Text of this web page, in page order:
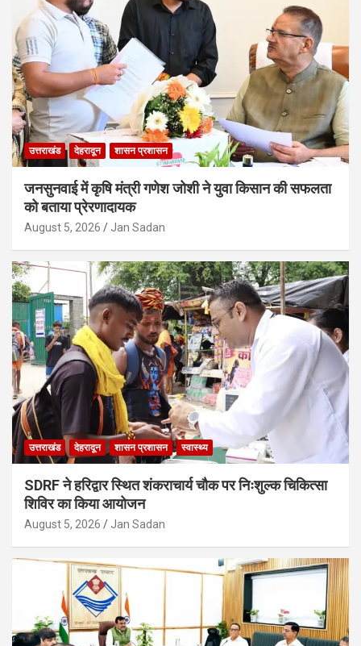
उत्तराखंड देहरादून शासन प्रशासन
जनसुनवाई में कृषि मंत्री गणेश जोशी ने युवा किसान की सफलता
को बताया प्रेरणादायक
August 5, 2026 Jan Sadan
उत्तराखंड देहरादून शासन प्रशासन स्वास्थ्य
SDRF ने हरिद्वार स्थित शंकराचार्य चौक पर निःशुल्क चिकित्सा
शिविर का किया आयोजन
August 5, 2026 Jan Sadan